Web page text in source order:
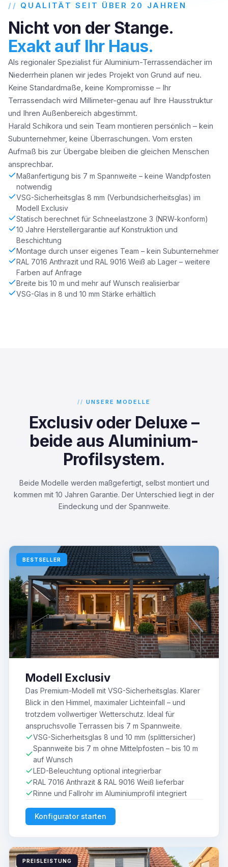
QUALITÄT SEIT ÜBER 20 JAHREN
Nicht von der Stange.
Exakt auf Ihr Haus.
Als regionaler Spezialist für Aluminium-Terrassendächer im
Niederrhein planen wir jedes Projekt von Grund auf neu.
Keine Standardmaße, keine Kompromisse – Ihr
Terrassendach wird Millimeter-genau auf Ihre Hausstruktur
und Ihren Außenbereich abgestimmt.
Harald Schikora und sein Team montieren persönlich – kein
Subunternehmer, keine Überraschungen. Vom ersten
Aufmaß bis zur Übergabe bleiben die gleichen Menschen
ansprechbar.
Maßanfertigung bis 7 m Spannweite – keine Wandpfosten
notwendig
VSG-Sicherheitsglas 8 mm (Verbundsicherheitsglas) im
Modell Exclusiv
Statisch berechnet für Schneelastzone 3 (NRW-konform)
10 Jahre Herstellergarantie auf Konstruktion und
Beschichtung
Montage durch unser eigenes Team – kein Subunternehmer
RAL 7016 Anthrazit und RAL 9016 Weiß ab Lager – weitere
Farben auf Anfrage
Breite bis 10 m und mehr auf Wunsch realisierbar
VSG-Glas in 8 und 10 mm Stärke erhältlich
UNSERE MODELLE
Exclusiv oder Deluxe –
beide aus Aluminium-
Profilsystem.
Beide Modelle werden maßgefertigt, selbst montiert und
kommen mit 10 Jahren Garantie. Der Unterschied liegt in der
Eindeckung und der Spannweite.
BESTSELLER
Modell Exclusiv
Das Premium-Modell mit VSG-Sicherheitsglas. Klarer
Blick in den Himmel, maximaler Lichteinfall – und
trotzdem vollwertiger Wetterschutz. Ideal für
anspruchsvolle Terrassen bis 7 m Spannweite.
VSG-Sicherheitsglas 8 und 10 mm (splittersicher)
Spannweite bis 7 m ohne Mittelpfosten – bis 10 m
auf Wunsch
LED-Beleuchtung optional integrierbar
RAL 7016 Anthrazit & RAL 9016 Weiß lieferbar
Rinne und Fallrohr im Aluminiumprofil integriert
Konfigurator starten
PREISLEISTUNG